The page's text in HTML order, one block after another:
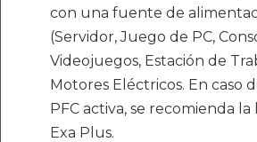
con una fuente de
(Servidor, Juego de PC,
Videojuegos, Estación de
Motores Eléctricos. En caso
PFC activa, se recomienda
Exa Plus.